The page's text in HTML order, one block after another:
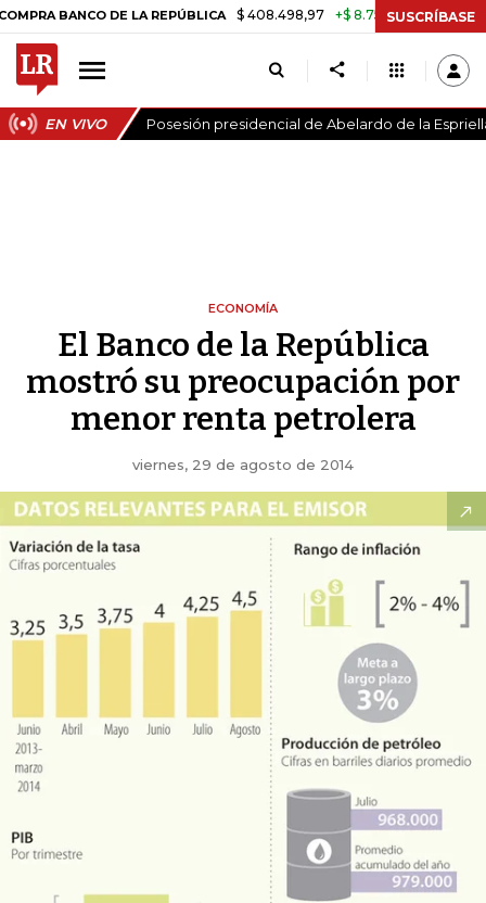
DE LA REPÚBLICA $ 408.498,97 +$ 8.753,81 +2,19% TASA
SUSCRÍBASE
EN VIVO Posesión presidencial de Abelardo de la
ECONOMÍA
El Banco de la República
mostró su preocupación por
menor renta petrolera
viernes, 29 de agosto de 2014